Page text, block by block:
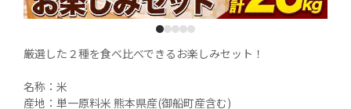
1 2 3 4 5
厳選した２種を食べ比べできるお楽しみセット！
名称：米
産地：単一原料米 熊本県産(御船町産含む)